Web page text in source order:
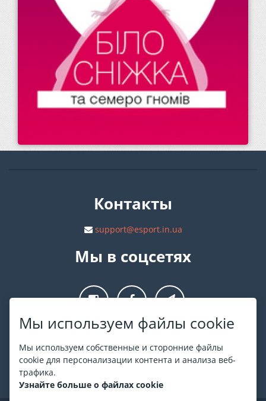
Мы используем файлы cookie
Мы используем собственные и сторонние файлы
cookie для персонализации контента и анализа веб-
трафика.
Узнайте больше о файлах cookie
Контакты
support@esport.in.ua
Мы в соцсетях
О ESPORT.in.ua
На ESPORT.in.ua представлена афиша Киева и других
городов Украины. Все билеты продаются официально. Мы
работаем непосредственно с кассами.